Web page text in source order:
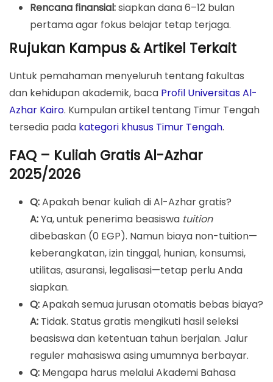
Rencana finansial:siapkan dana 6–12 bulan
pertama agar fokus belajar tetap terjaga.
Rujukan Kampus & Artikel Terkait
Untuk pemahaman menyeluruh tentang fakultas
dan kehidupan akademik, baca Profil Universitas Al-
Azhar Kairo. Kumpulan artikel tentang Timur Tengah
tersedia pada kategori khusus Timur Tengah.
FAQ – Kuliah Gratis Al-Azhar
2025/2026
Q:Apakah benar kuliah di Al-Azhar gratis?
A:Ya, untuk penerima beasiswa tuition
dibebaskan (0 EGP). Namun biaya non-tuition—
keberangkatan, izin tinggal, hunian, konsumsi,
utilitas, asuransi, legalisasi—tetap perlu Anda
siapkan.
Q:Apakah semua jurusan otomatis bebas biaya?
A: Tidak. Status gratis mengikuti hasil seleksi
beasiswa dan ketentuan tahun berjalan. Jalur
reguler mahasiswa asing umumnya berbayar.
Q: Mengapa harus melalui Akademi Bahasa